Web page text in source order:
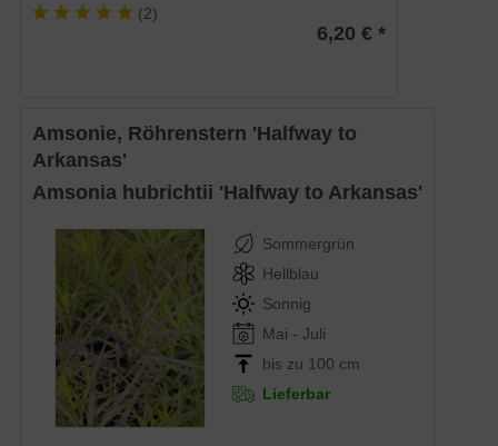
(2)
6,20 € *
Amsonie, Röhrenstern 'Halfway to
Arkansas'
Amsonia hubrichtii 'Halfway to Arkansas'
Sommergrün
Hellblau
Sonnig
Mai - Juli
bis zu 100 cm
Lieferbar